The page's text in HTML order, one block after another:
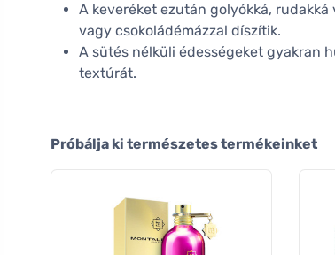
A keveréket ezután golyókká,
vagy csokoládémázzal díszítik.
A sütés nélküli édességeket gyakran
textúrát.
Próbálja ki természetes termékeinket